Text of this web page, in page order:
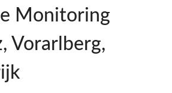
Monitoring
Vorarlberg,